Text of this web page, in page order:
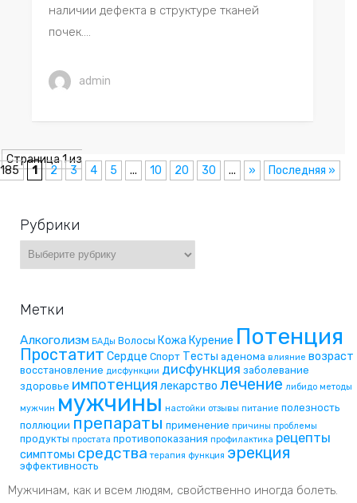
наличии дефекта в структуре тканей
почек....
admin
Страница 1 из
185
1 2 3 4 5 ... 10 20 30 ... » Последняя »
Рубрики
Метки
Алкоголизм БАДы Волосы Кожа Курение Потенция
Простатит Сердце Спорт Тесты аденома влияние возраст
восстановление дисфункции дисфункция заболевание
здоровье импотенция лекарство лечение либидо методы
мужчин мужчины настойки отзывы питание полезность
поллюции препараты применение причины проблемы
продукты простата противопоказания профилактика рецепты
симптомы средства терапия функция эрекция
эффективность
Мужчинам, как и всем людям, свойственно иногда болеть.